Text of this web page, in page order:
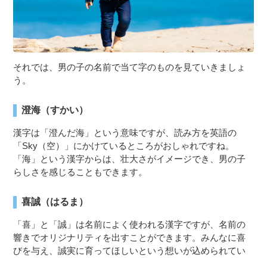
それでは、男の子の名前で当て字のものを見ていきましょ
う。
澄海（すかい）
漢字は「澄んだ海」という意味ですが、読み方を英語の
「Sky（空）」にかけているところがおしゃれですね。
「海」という漢字からは、壮大さがイメージでき、男の子
らしさを感じることもできます。
喜誠（はるま）
「喜」と「誠」は名前によく使われる漢字ですが、名前の
響きでオリジナリティを出すことができます。みんなに喜
びを与え、誠実に育ってほしいという想いが込められてい